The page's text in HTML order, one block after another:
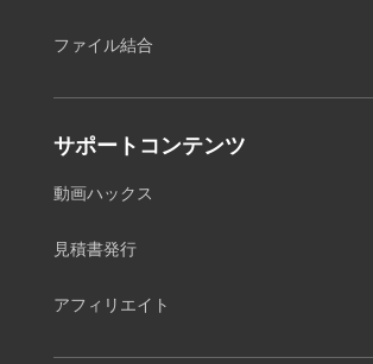
ファイル結合
サポートコンテンツ
動画ハックス
見積書発行
アフィリエイト